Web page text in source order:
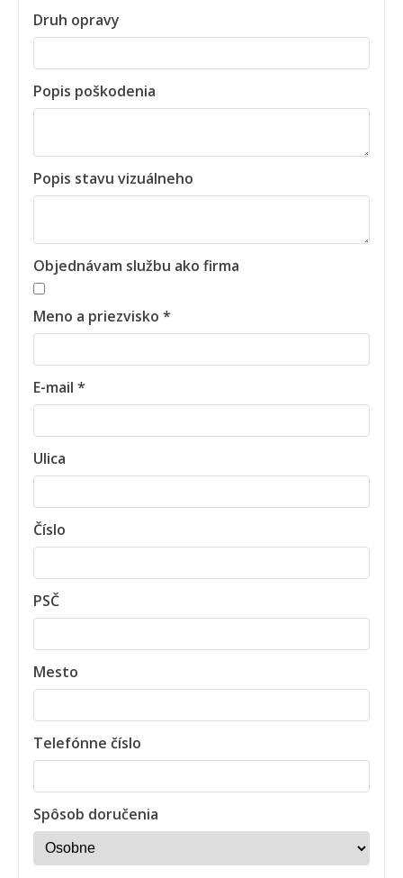
Druh opravy
Popis poškodenia
Popis stavu vizuálneho
Objednávam službu ako firma
Meno a priezvisko *
E-mail *
Ulica
Číslo
PSČ
Mesto
Telefónne číslo
Spôsob doručenia